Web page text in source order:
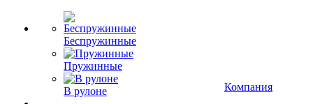
Беспружинные
Пружинные
В рулоне
Компания